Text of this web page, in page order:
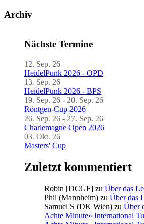
Archiv
Nächste Termine
12. Sep. 26
HeidelPunk 2026 - OPD
13. Sep. 26
HeidelPunk 2026 - BPS
19. Sep. 26 - 20. Sep. 26
Röntgen-Cup 2026
26. Sep. 26 - 27. Sep. 26
Charlemagne Open 2026
03. Okt. 26
Masters' Cup
Zuletzt kommentiert
Robin [DCGF] zu Über das
Phil (Mannheim) zu Über das
Samuel S (DK Wien) zu Über
Achte Minute» International